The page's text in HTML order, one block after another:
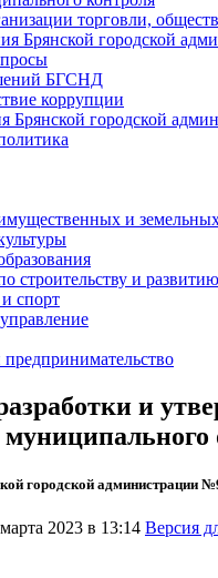
торговли,
Брянской городской
БГСНД
коррупции
Брянской городской
и
строительству и
спорт
и
городской администрации
2023 в 13:14 Версия